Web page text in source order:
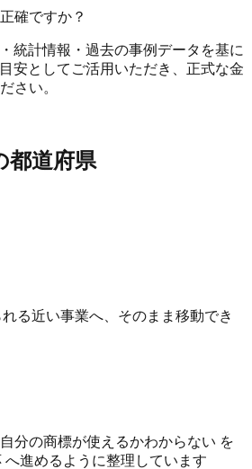
確ですか？
統計情報・過去の事例データを基に
安としてご活用いただき、正式な金
さい。
都道府県
る近い事業へ、そのまま移動でき
分の商標が使えるかわからない を
進めるように整理しています